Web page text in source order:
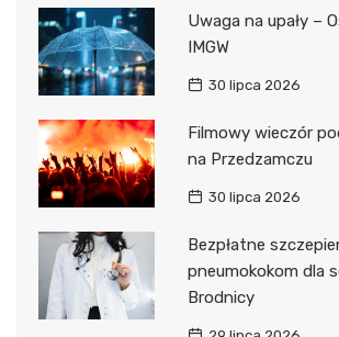
Uwaga na upały –
IMGW
30 lipca 2026
Filmowy wieczór
na Przedzamczu
30 lipca 2026
Bezpłatne
pneumokokom dla
Brodnicy